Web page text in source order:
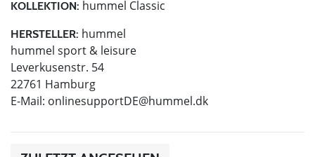
KOLLEKTION: hummel Classic
HERSTELLER: hummel
hummel sport & leisure
Leverkusenstr. 54
22761 Hamburg
E-Mail: onlinesupportDE@hummel.dk